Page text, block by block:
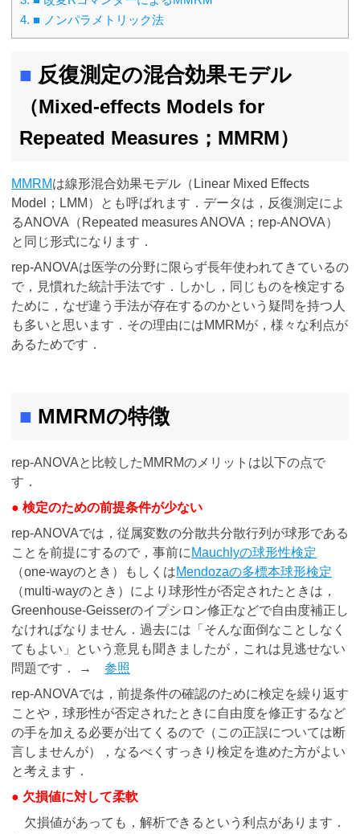
4. ■ ノンパラメトリック法
■ 反復測定の混合効果モデル
（Mixed-effects Models for
Repeated Measures；MMRM）
MMRMは線形混合効果モデル（Linear Mixed Effects
Model；LMM）とも呼ばれます．データは，反復測定によ
るANOVA（Repeated measures ANOVA；rep-ANOVA）
と同じ形式になります．
rep-ANOVAは医学の分野に限らず長年使われてきているの
で，見慣れた統計手法です．しかし，同じものを検定する
ために，なぜ違う手法が存在するのかという疑問を持つ人
も多いと思います．その理由にはMMRMが，様々な利点が
あるためです．
■ MMRMの特徴
rep-ANOVAと比較したMMRMのメリットは以下の点で
す．
● 検定のための前提条件が少ない
rep-ANOVAでは，従属変数の分散共分散行列が球形である
ことを前提にするので，事前に Mauchlyの球形性検定
（one-wayのとき）もしくはMendozaの多標本球形検定
（multi-wayのとき）により球形性が否定されたときは，
Greenhouse-Geisserのイプシロン修正などで自由度補正し
なければなりません．過去には「そんな面倒なことしなく
てもよい」という意見も聞きましたが，これは見逃せない
問題です． → 参照
rep-ANOVAでは，前提条件の確認のために検定を繰り返す
ことや，球形性が否定されたときに自由度を修正するなど
の手を加える必要が出てくるので（この正誤については断
言しませんが），なるべくすっきり検定を進めた方がよい
と考えます．
● 欠損値に対して柔軟
欠損値があっても，解析できるという利点があります．